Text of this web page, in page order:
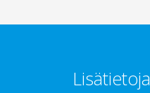
Lisätietoja